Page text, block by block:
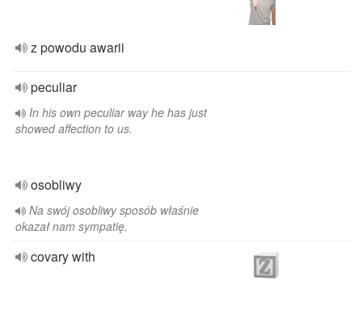
z powodu awarii
peculiar
In his own peculiar way he has just
showed affection to us.
osobliwy
Na swój osobliwy sposób właśnie
okazał nam sympatię.
covary with